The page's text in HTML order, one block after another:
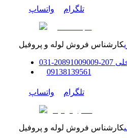
تلگرام واتساپ
کارشناس فروش لوله و پروفیل
207-208
91009009
-
031
09138139561
تلگرام واتساپ
کارشناس فروش لوله و پروفیل